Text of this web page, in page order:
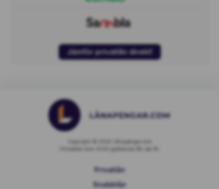
Jämför privatlån direkt!
Privatlån
Snabblån